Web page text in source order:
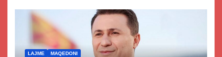
LAJME MAQEDONI